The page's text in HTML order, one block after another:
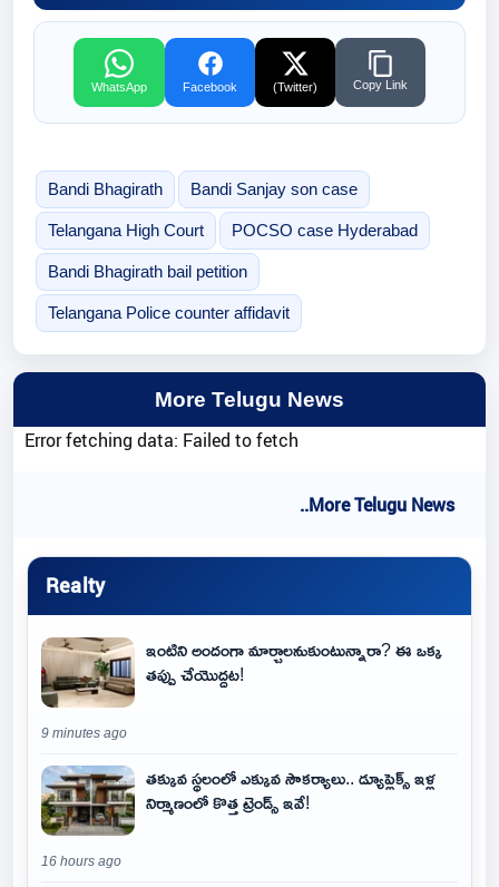
WhatsApp Facebook (Twitter) Copy Link
Bandi Bhagirath Bandi Sanjay son case
Telangana High Court POCSO case Hyderabad
Bandi Bhagirath bail petition
Telangana Police counter affidavit
More Telugu News
Error fetching data: Failed to fetch
..More Telugu News
Realty
ఇంటిని అందంగా మార్చాలనుకుంటున్నారా? ఈ ఒక్క
తప్పు చేయొద్దట!
9 minutes ago
తక్కువ స్థలంలో ఎక్కువ సౌకర్యాలు.. డ్యూప్లెక్స్ ఇళ్ల
నిర్మాణంలో కొత్త ట్రెండ్స్ ఇవే!
16 hours ago